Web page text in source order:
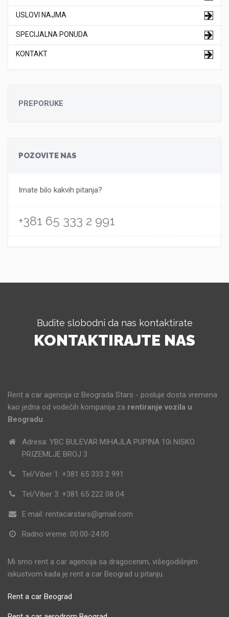
USLOVI NAJMA
SPECIJALNA PONUDA
KONTAKT
PREPORUKE
POZOVITE NAS
Imate bilo kakvih pitanja?
+381 65 333 2 991
Budite slobodni da nas kontaktirate
KONTAKTIRAJTE NAS
Rent a car agencija iz Beograda Stars - posluje dosta vremena
kao jedna od vodećih kompanija za rentiranje vozila u
Beogradu.
Adresa: YBC BULEVAR MIHAJLA PUPINA 10i NISKO
PRIZEMLJE BROJ 3
Tel/Viber 1: +381 65 333 2 991
Tel/Viber 3: +381 65 222 08 04
E mail: rentacarstars@gmail.com
Radno vreme: 00:00-24:00
Mi smo rent a car agencija sa dragocenim, višegodišnjim
iskustvom kada je rent a car Beograd u pitanju.
Rent a car Beograd